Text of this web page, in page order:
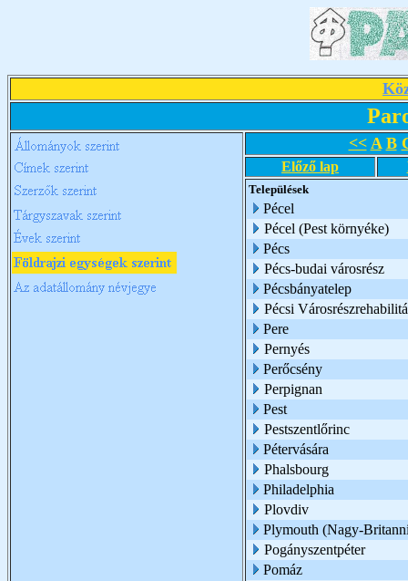
<< A B
Előző lap
Települések
Pécel
Pécel (Pest környéke)
Pécs
Pécs-budai városrész
Pécsbányatelep
Pécsi
Pere
Pernyés
Perőcsény
Perpignan
Pest
Pestszentlőrinc
Pétervására
Phalsbourg
Philadelphia
Plovdiv
Plymouth (Nagy-
Pogányszentpéter
Pomáz